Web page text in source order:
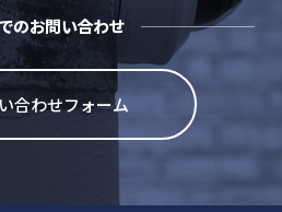
のお問い合わせ
合わせフォーム